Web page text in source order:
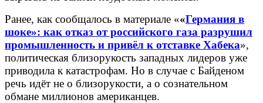
Ранее, как сообщалось в материале ««Германия в
шоке»: как отказ от российского газа разрушил
промышленность и привёл к отставке Хабека»,
политическая близорукость западных лидеров уже
приводила к катастрофам. Но в случае с Байденом
речь идёт не о близорукости, а о сознательном
обмане миллионов американцев.